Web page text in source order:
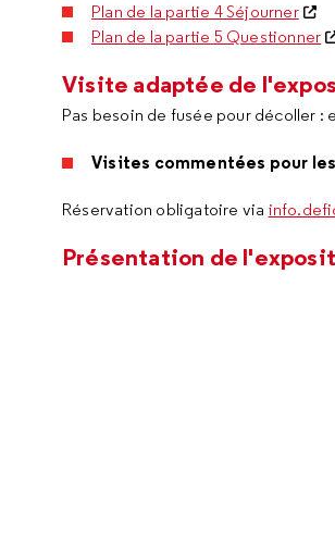
Plan de la partie 4 Séjourner
Plan de la partie 5 Questionner
Visite adaptée de
Pas besoin de fusée pour décoller :
Visites commentées pour
Réservation obligatoire via
Présentation de